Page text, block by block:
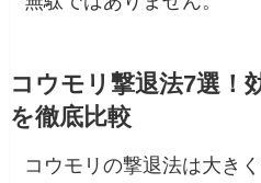
コウモリ撃退法7選！
を徹底比較
コウモリの撃退法は大き